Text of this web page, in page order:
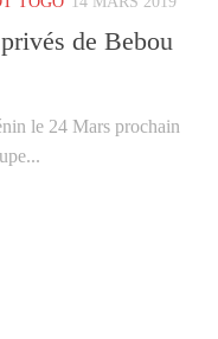
de Bebou
le 24 Mars prochain